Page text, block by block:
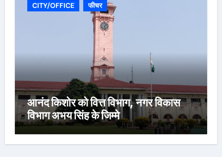
CITY/OFFICE फीचर
आनंद किशोर को वित्त विभाग, नगर विकास
विभाग अभय सिंह के जिम्मे